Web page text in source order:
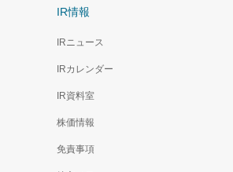
IR情報
IRニュース
IRカレンダー
IR資料室
株価情報
免責事項